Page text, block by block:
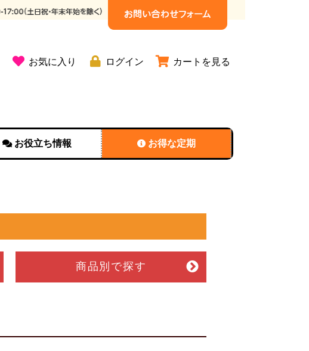
お気に入り ログイン カートを見る
お役立ち情報 お得な定期
商品別 で探す